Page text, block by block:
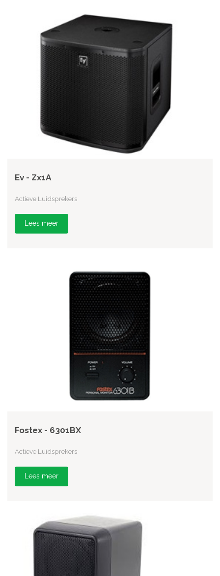
Ev - Zx1A
Actieve Luidsprekers
Lees meer
Fostex - 6301BX
Actieve Luidsprekers
Lees meer